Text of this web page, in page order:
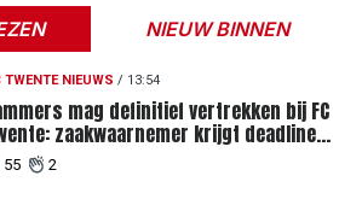
NIEUW BINNEN
TWENTE NIEUWS / 13:54
mag definitief vertrekken bij FC
zaakwaarnemer krijgt deadline
komst vervanger
55 2